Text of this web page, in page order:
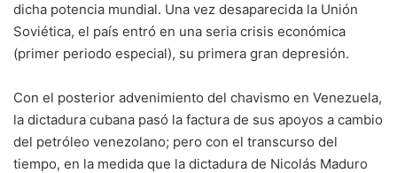
dicha potencia mundial. Una vez desaparecida la Unión
Soviética, el país entró en una seria crisis económica
(primer periodo especial), su primera gran depresión.
Con el posterior advenimiento del chavismo en Venezuela,
la dictadura cubana pasó la factura de sus apoyos a cambio
del petróleo venezolano; pero con el transcurso del
tiempo, en la medida que la dictadura de Nicolás Maduro